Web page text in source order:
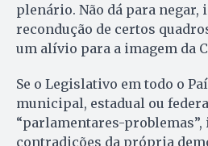
plenário. Não dá para negar,
recondução de certos
um alívio para a imagem da
Se o Legislativo em todo o
municipal, estadual ou
“parlamentares-problemas”,
contradições da própria